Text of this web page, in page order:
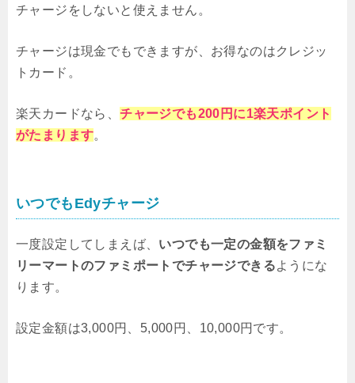
チャージをしないと使えません。
チャージは現金でもできますが、お得なのはクレジッ
トカード。
楽天カードなら、チャージでも200円に1楽天ポイント
がたまります。
いつでもEdyチャージ
一度設定してしまえば、 いつでも一定の金額をファミ
リーマートのファミポートでチャージできるようにな
ります。
設定金額は3,000円、5,000円、10,000円です。